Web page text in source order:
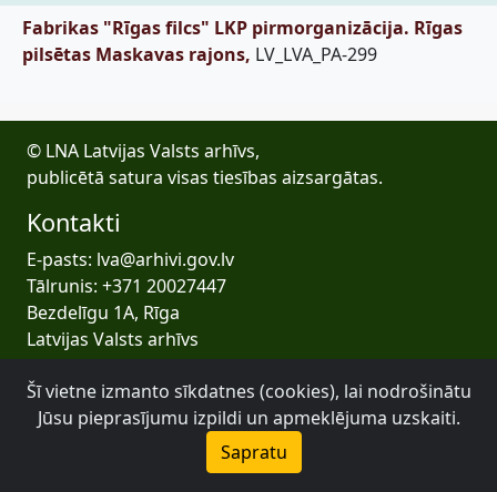
Fabrikas "Rīgas filcs" LKP pirmorganizācija. Rīgas
pilsētas Maskavas rajons, LV_LVA_PA-299
© LNA Latvijas Valsts arhīvs,
publicētā satura visas tiesības aizsargātas.
Kontakti
E-pasts: lva@arhivi.gov.lv
Tālrunis: +371 20027447
Bezdelīgu 1A, Rīga
Latvijas Valsts arhīvs
Šī vietne izmanto sīkdatnes (cookies), lai nodrošinātu
Jūsu pieprasījumu izpildi un apmeklējuma uzskaiti.
Sapratu